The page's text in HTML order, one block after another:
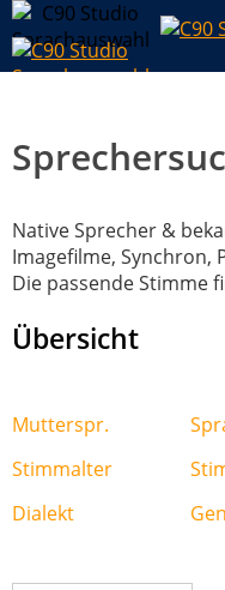
Native Sprecher &
Imagefilme, Synchron,
Die passende Stimme
Übersicht